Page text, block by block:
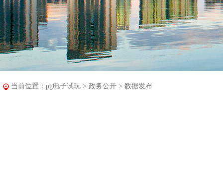
当前位置： pg电子试玩 > 政务公开 > 数据发布